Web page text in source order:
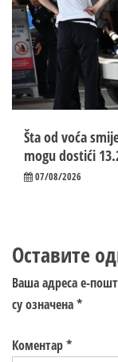
Šta od voća
mogu dostići
07/08/2026
Оставите
Ваша адреса е-
су означена*
Коментар*